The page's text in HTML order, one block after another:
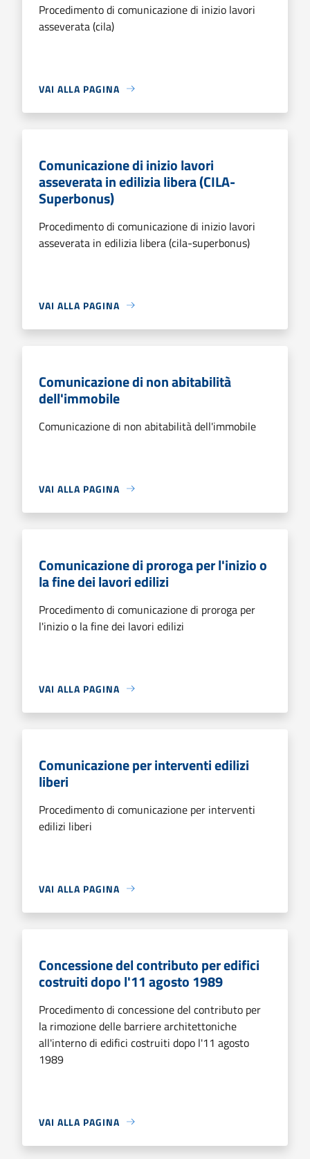
Procedimento di comunicazione di inizio lavori
asseverata (cila)
VAI ALLA PAGINA
Comunicazione di inizio lavori
asseverata in edilizia libera (CILA-
Superbonus)
Procedimento di comunicazione di inizio lavori
asseverata in edilizia libera (cila-superbonus)
VAI ALLA PAGINA
Comunicazione di non abitabilità
dell'immobile
Comunicazione di non abitabilità dell'immobile
VAI ALLA PAGINA
Comunicazione di proroga per l'inizio o
la fine dei lavori edilizi
Procedimento di comunicazione di proroga per
l'inizio o la fine dei lavori edilizi
VAI ALLA PAGINA
Comunicazione per interventi edilizi
liberi
Procedimento di comunicazione per interventi
edilizi liberi
VAI ALLA PAGINA
Concessione del contributo per edifici
costruiti dopo l'11 agosto 1989
Procedimento di concessione del contributo per
la rimozione delle barriere architettoniche
all'interno di edifici costruiti dopo l'11 agosto
1989
VAI ALLA PAGINA